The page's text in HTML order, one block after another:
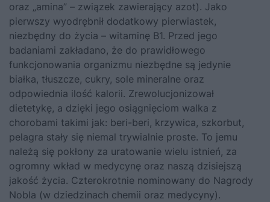
oraz „amina” – związek zawierający azot). Jako
pierwszy wyodrębnił dodatkowy pierwiastek,
niezbędny do życia – witaminę B1. Przed jego
badaniami zakładano, że do prawidłowego
funkcjonowania organizmu niezbędne są jedynie
białka, tłuszcze, cukry, sole mineralne oraz
odpowiednia ilość kalorii. Zrewolucjonizował
dietetykę, a dzięki jego osiągnięciom walka z
chorobami takimi jak: beri-beri, krzywica, szkorbut,
pelagra stały się niemal trywialnie proste. To jemu
należą się pokłony za uratowanie wielu istnień, za
ogromny wkład w medycynę oraz naszą dzisiejszą
jakość życia. Czterokrotnie nominowany do Nagrody
Nobla (w dziedzinach chemii oraz medycyny).